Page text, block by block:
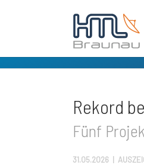
Rekord
Fünf
31.05.2026